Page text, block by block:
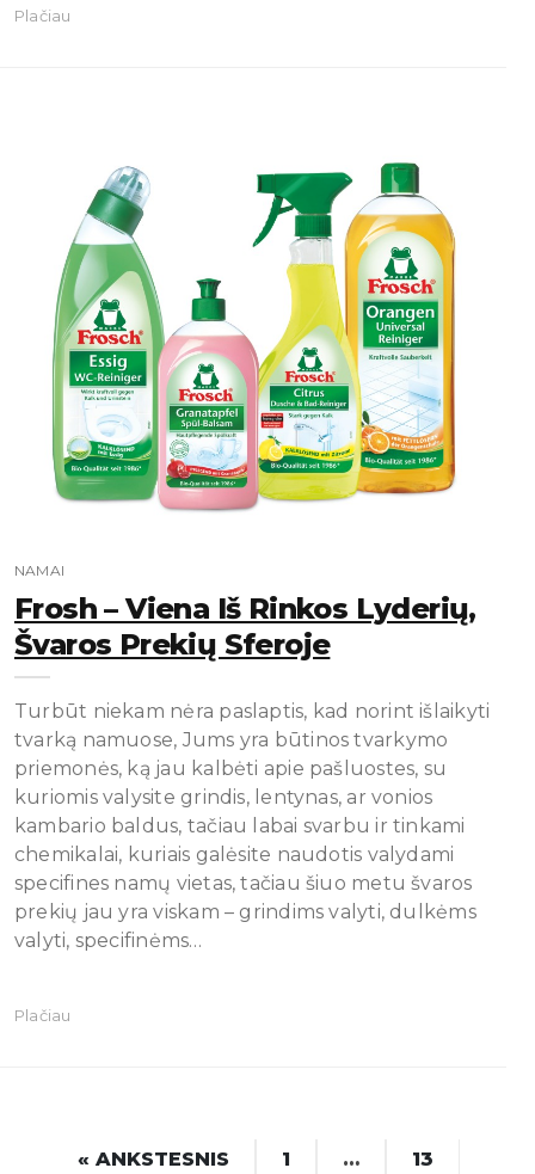
Plačiau
NAMAI
Frosh – Viena Iš Rinkos Lyderių,
Švaros Prekių Sferoje
Turbūt niekam nėra paslaptis, kad norint išlaikyti
tvarką namuose, Jums yra būtinos tvarkymo
priemonės, ką jau kalbėti apie pašluostes, su
kuriomis valysite grindis, lentynas, ar vonios
kambario baldus, tačiau labai svarbu ir tinkami
chemikalai, kuriais galėsite naudotis valydami
specifines namų vietas, tačiau šiuo metu švaros
prekių jau yra viskam – grindims valyti, dulkėms
valyti, specifinėms…
Plačiau
« ANKSTESNIS 1 … 13